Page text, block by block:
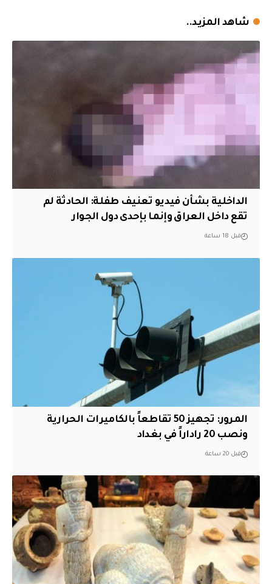
شاهد المزيد..
الداخلية بشأن فيديو تعنيف طفلة: الحادثة لم
تقع داخل العراق وإنما بإحدى دول الجوار
قبل 18 ساعة
المرور: تجهيز 50 تقاطعاً بالكاميرات الحرارية
ونصب 20 راداراً في بغداد
قبل 20 ساعة